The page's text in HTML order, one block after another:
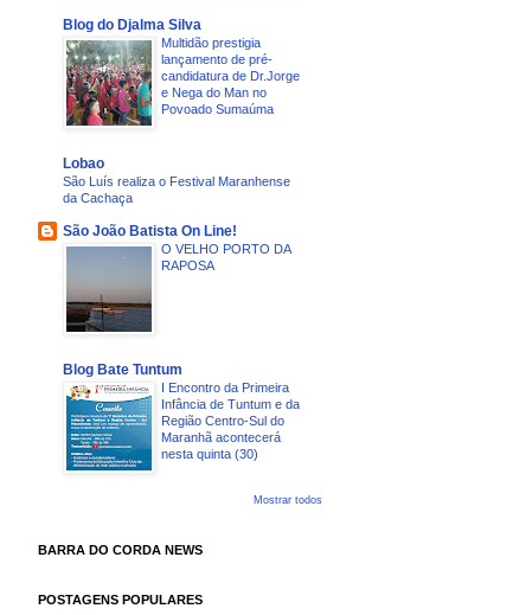
Blog do Djalma Silva
Multidão prestigia
lançamento de pré-
candidatura de Dr.Jorge
e Nega do Man no
Povoado Sumaúma
Lobao
São Luís realiza o Festival Maranhense
da Cachaça
São João Batista On Line!
O VELHO PORTO DA
RAPOSA
Blog Bate Tuntum
I Encontro da Primeira
Infância de Tuntum e da
Região Centro-Sul do
Maranhã acontecerá
nesta quinta (30)
Mostrar todos
BARRA DO CORDA NEWS
POSTAGENS POPULARES